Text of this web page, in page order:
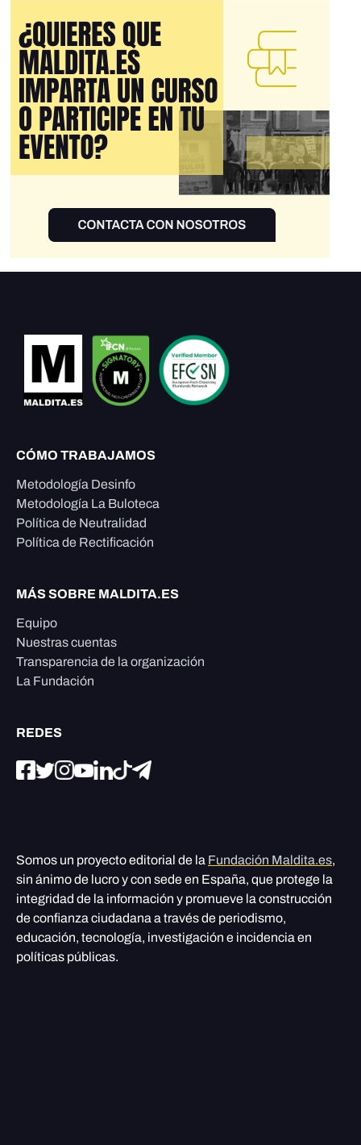
CÓMO TRABAJAMOS
Metodología Desinfo
Metodología La Buloteca
Política de Neutralidad
Política de Rectificación
MÁS SOBRE MALDITA.ES
Equipo
Nuestras cuentas
Transparencia de la organización
La Fundación
REDES
Somos un proyecto editorial de la Fundación Maldita.es,
sin ánimo de lucro y con sede en España, que protege la
integridad de la información y promueve la construcción
de confianza ciudadana a través de periodismo,
educación, tecnología, investigación e incidencia en
políticas públicas.